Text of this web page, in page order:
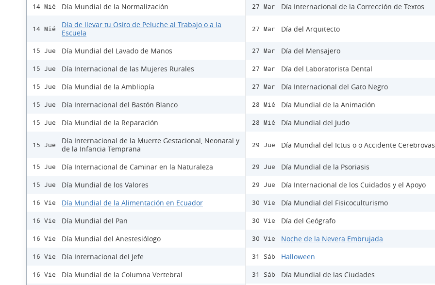
14 Mié Día Mundial de la Normalización
14 Mié
Día de llevar tu Osito de Peluche al Trabajo o a la
Escuela
15 Jue Día Mundial del Lavado de Manos
15 Jue Día Internacional de las Mujeres Rurales
15 Jue Día Mundial de la Ambliopía
15 Jue Día Internacional del Bastón Blanco
15 Jue Día Mundial de la Reparación
15 Jue
Día Internacional de la Muerte Gestacional, Neonatal y
de la Infancia Temprana
15 Jue Día Internacional de Caminar en la Naturaleza
15 Jue Día Mundial de los Valores
16 Vie Día Mundial de la Alimentación en Ecuador
16 Vie Día Mundial del Pan
16 Vie Día Mundial del Anestesiólogo
16 Vie Día Internacional del Jefe
16 Vie Día Mundial de la Columna Vertebral
27 Mar Día Internacional de la Corrección de Textos
27 Mar Día del Arquitecto
27 Mar Día del Mensajero
27 Mar Día del Laboratorista Dental
27 Mar Día Internacional del Gato Negro
28 Mié Día Mundial de la Animación
28 Mié Día Mundial del Judo
29 Jue Día Mundial del Ictus o o Accidente
29 Jue Día Mundial de la Psoriasis
29 Jue Día Internacional de los Cuidados y el Apoyo
30 Vie Día Mundial del Fisicoculturismo
30 Vie Día del Geógrafo
30 Vie Noche de la Nevera Embrujada
31 Sáb Halloween
31 Sáb Día Mundial de las Ciudades